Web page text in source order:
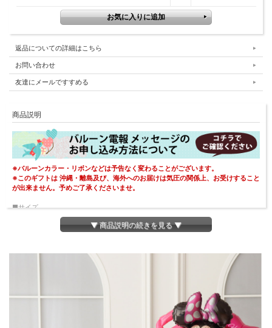
返品についての詳細はこちら
お問い合わせ
友達にメールですすめる
商品説明
※バルーンカラー・リボンなどは予告なく変わることがございます。
※このギフトは 沖縄・離島及び、海外へのお届けは気圧の関係上、お受けすること
が出来ません。予めご了承くださいませ。
■サイズ
約W560×D200×H460m
アレンジバルーン×1
※電報カードは有料オプション（+700円）です。
■商品名 ／【バルーン電報】Mickey&Minnie Arrange-ミッキー＆ミニーアレンジ
▼ 商品説明の続きを見る ▼